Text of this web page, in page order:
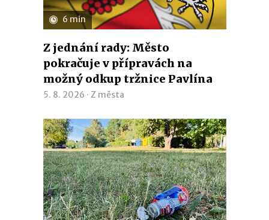
6 min
Z jednání rady: Město
pokračuje v přípravách na
možný odkup tržnice Pavlína
5. 8. 2026 · Z města